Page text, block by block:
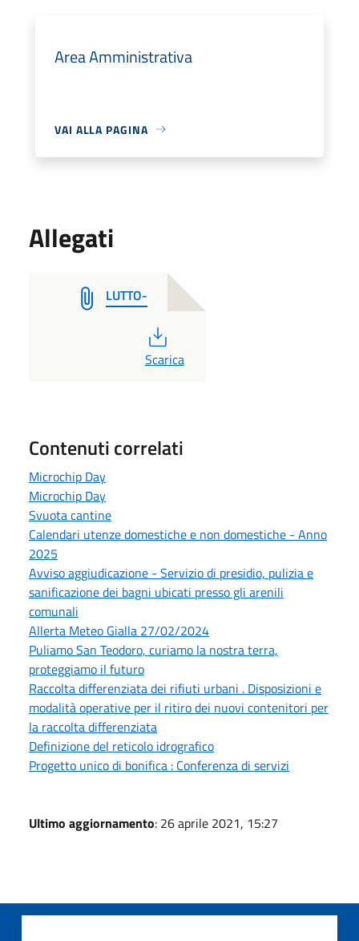
Area Amministrativa
VAI ALLA PAGINA
Allegati
LUTTO-
PDF
Scarica
Contenuti correlati
Microchip Day
Microchip Day
Svuota cantine
Calendari utenze domestiche e non domestiche - Anno
2025
Avviso aggiudicazione - Servizio di presidio, pulizia e
sanificazione dei bagni ubicati presso gli arenili
comunali
Allerta Meteo Gialla 27/02/2024
Puliamo San Teodoro, curiamo la nostra terra,
proteggiamo il futuro
Raccolta differenziata dei rifiuti urbani . Disposizioni e
modalità operative per il ritiro dei nuovi contenitori per
la raccolta differenziata
Definizione del reticolo idrografico
Progetto unico di bonifica : Conferenza di servizi
Ultimo aggiornamento: 26 aprile 2021, 15:27